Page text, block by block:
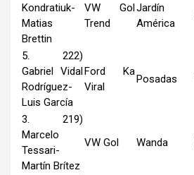
Kondratiuk-
Matias
Brettin
VW Gol
Trend
Jardín
América
5. 222)
Gabriel Vidal
Rodríguez-
Luis García
Ford Ka
Viral
Posadas
3. 219)
Marcelo
Tessari-
Martín Brítez
VW Gol Wanda